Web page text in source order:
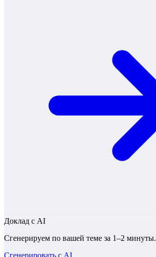
Доклад с AI
Сгенерируем по вашей теме за 1–2 минуты.
Сгенерировать с AI